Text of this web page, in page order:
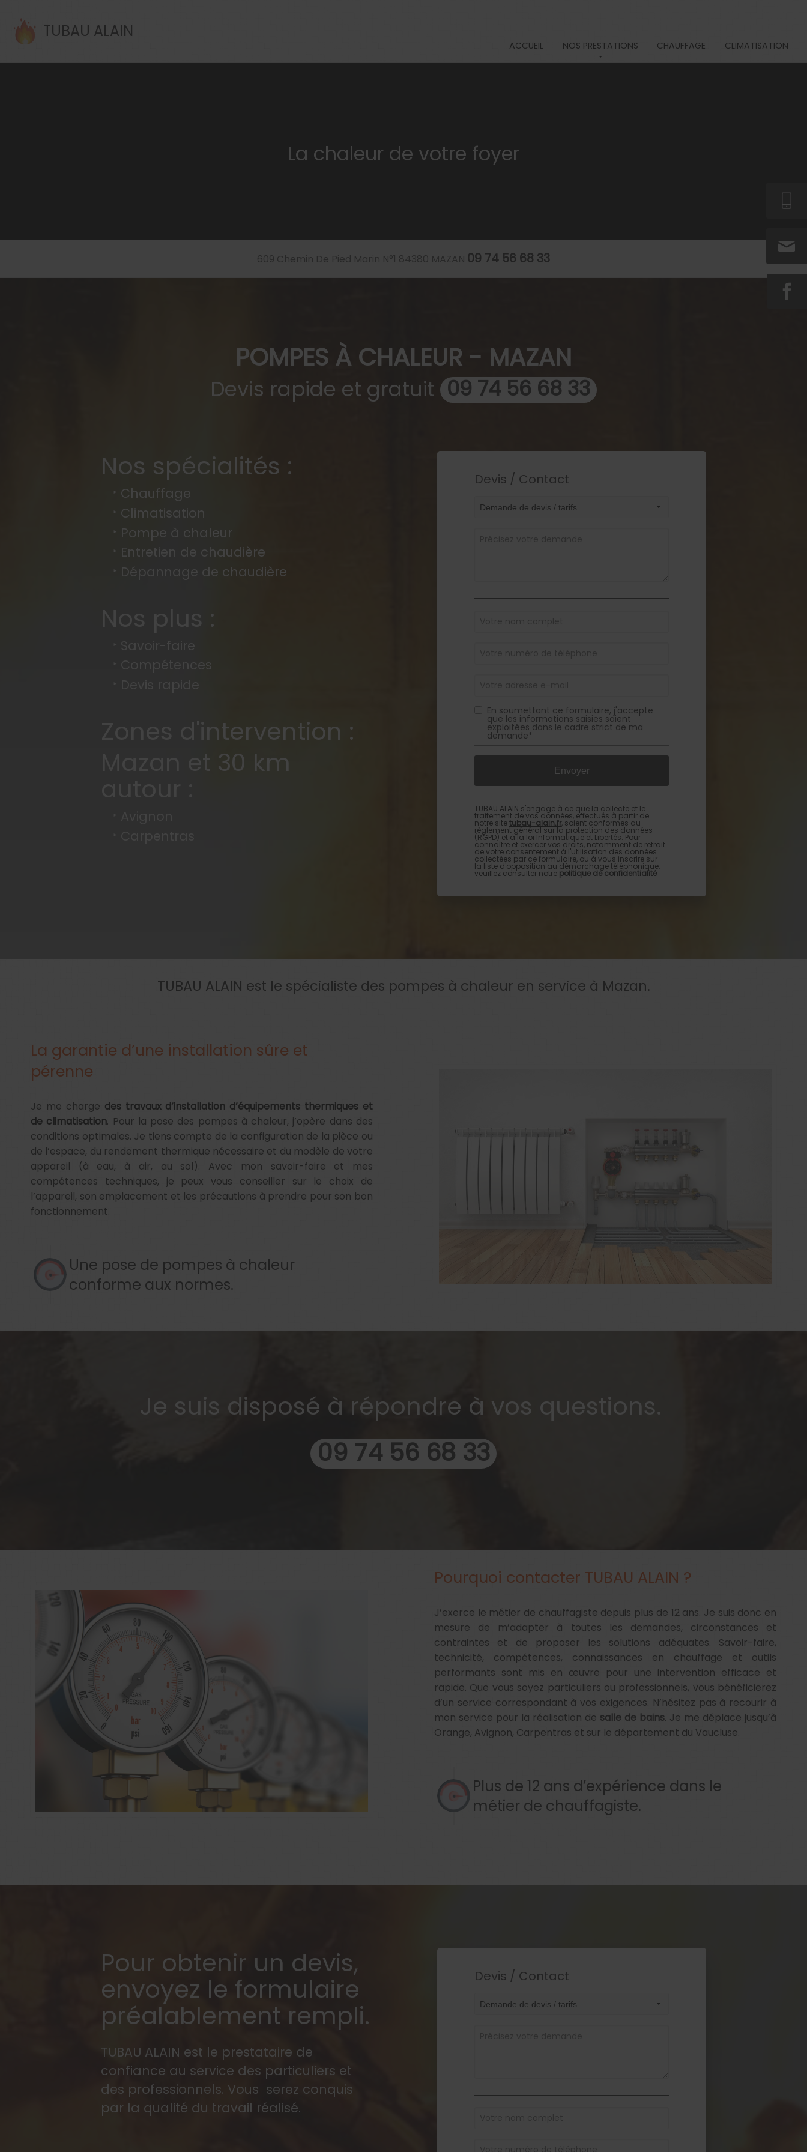
TUBAU ALAIN
ACCUEIL NOS PRESTATIONS CHAUFFAGE CLIMATISATION
La chaleur de votre foyer
609 Chemin De Pied Marin N°1 84380 MAZAN 09 74 56 68 33
POMPES À CHALEUR - MAZAN
Devis rapide et gratuit 09 74 56 68 33
Nos spécialités :
Chauffage
Climatisation
Pompe à chaleur
Entretien de chaudière
Dépannage de chaudière
Nos plus :
Compétences
Devis rapide
Zones d'intervention :
Mazan et 30 km
Devis / Contact
En soumettant ce formulaire, j'accepte
que les informations saisies soient
exploitées dans le cadre strict de ma
demande*
Pour nous aider à distinguer les formulaires
remplis manuellement de ceux soumis
automatiquement, entrez les lettres telles
:
TUBAU ALAIN s'engage à ce que la collecte et le
traitement de vos données, effectués à partir de
notre sitetubau-alain.fr, soient conformes au
règlement général sur la protection des données
(RGPD) et à la loi Informatique et Libertés. Pour
connaître et exercer vos droits, notamment de retrait
de votre consentement à l'utilisation des données
collectées par ce formulaire, ou à vous inscrire sur
la liste d'opposition au démarchage téléphonique,
veuillez consulter notre politique de confidentialité
TUBAU ALAIN est le spécialiste des pompes à chaleur en service à Mazan.
La garantie d’une installation sûre et
pérenne
Je me charge des travaux d’installation d’équipements thermiques et
de climatisation. Pour la pose des pompes à chaleur, j’opère dans des
conditions optimales. Je tiens compte de la configuration de la pièce ou
de l’espace, du rendement thermique nécessaire et du modèle de votre
appareil (à eau, à air, au sol). Avec mon savoir-faire et mes
compétences techniques, je peux vous conseiller sur le choix de
l’appareil, son emplacement et les précautions à prendre pour son bon
fonctionnement.
Une pose de pompes à chaleur
conforme aux normes.
Je suis disposé à répondre à vos questions.
09 74 56 68 33
Pourquoi contacter TUBAU ALAIN ?
J’exerce le métier de chauffagiste depuis plus de 12 ans. Je suis donc en
mesure de m’adapter à toutes les demandes, circonstances et
contraintes et de proposer les solutions adéquates. Savoir-faire,
technicité, compétences, connaissances en chauffage et outils
performants sont mis en œuvre pour une intervention efficace et
rapide. Que vous soyez particuliers ou professionnels, vous bénéficierez
d’un service correspondant à vos exigences. N’hésitez pas à recourir à
mon service pour la réalisation de salle de bains. Je me déplace jusqu’à
Orange, Avignon, Carpentras et sur le département du Vaucluse.
Plus de 12 ans d’expérience dans le
métier de chauffagiste.
Pour obtenir un devis,
envoyez le formulaire
préalablement rempli.
TUBAU ALAIN est le prestataire de
confiance au service des particuliers et
des professionnels. Vous serez conquis
par la qualité du travail réalisé.
Devis / Contact